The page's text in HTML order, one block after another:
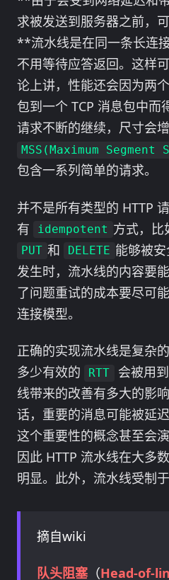
求被发送到服务器之前，
**流水线是在同一条长连
不用等待应答返回。这样
论上讲，性能还会因为两
包到一个 TCP 消息包中而
请求不断的继续，尺寸会
MSS(Maximum Segment
包含一系列简单的请求。
并不是所有类型的 HTTP
有
idempotent 方式，比
PUT 和 DELETE 能够被
发生时，流水线的内容要
了问题重试的成本要尽可
连接模型。
正确的实现流水线是复杂
多少有效的
RTT
会被用
线带来的改善有多大的影
话，重要的消息可能被延
这个重要性的概念甚至会
因此 HTTP 流水线在大多
明显。此外，流水线受制于
摘自wiki
队头阻塞（Head-of-